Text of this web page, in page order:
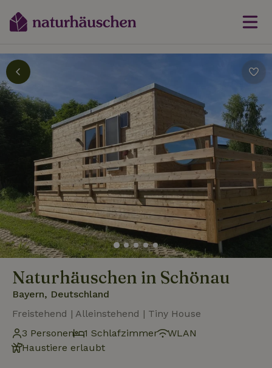
Naturhäuschen in Schönau
Bayern, Deutschland
Freistehend | Alleinstehend | Tiny House
3 Personen
1 Schlafzimmer
WLAN
Haustiere erlaubt